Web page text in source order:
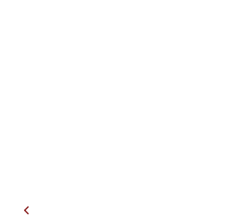
© MIAMOR.STORE / 2026